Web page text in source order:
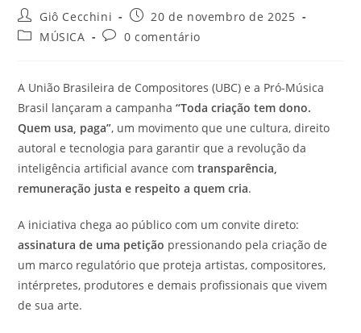
Autor
do
post:
Giô Cecchini
Post
publicado:
20 de novembro de 2025
Categoria
MÚSICA
Comentários
0 comentário
A União Brasileira de Compositores (UBC) e a Pró-Música
Brasil lançaram a campanha“Toda criação tem dono.
Quem usa, paga”, um movimento que une cultura, direito
autoral e tecnologia para garantir que a revolução da
inteligência artificial avance comtransparência,
remuneração justa e respeito a quem cria.
A iniciativa chega ao público com um convite direto:
assinatura de uma petição pressionando pela criação de
um marco regulatório que proteja artistas, compositores,
intérpretes, produtores e demais profissionais que vivem
de sua arte.